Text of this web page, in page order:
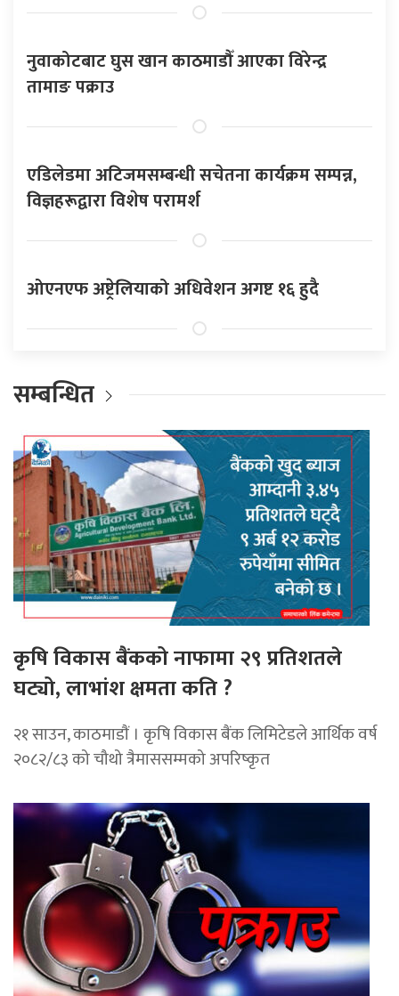
नुवाकोटबाट घुस खान काठमाडौँ आएका विरेन्द्र
तामाङ पक्राउ
एडिलेडमा अटिजमसम्बन्धी सचेतना कार्यक्रम सम्पन्न,
विज्ञहरूद्वारा विशेष परामर्श
ओएनएफ अष्ट्रेलियाको अधिवेशन अगष्ट १६ हुदै
सम्बन्धित
कृषि विकास बैंकको नाफामा २९ प्रतिशतले
घट्यो, लाभांश क्षमता कति ?
२१ साउन, काठमाडाैं । कृषि विकास बैंक लिमिटेडले आर्थिक वर्ष
२०८२/८३ को चौथो त्रैमाससम्मको अपरिष्कृत